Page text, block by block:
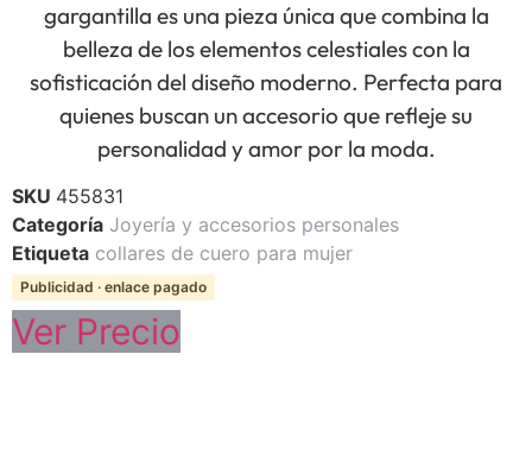
gargantilla es una pieza única que combina la
belleza de los elementos celestiales con la
sofisticación del diseño moderno. Perfecta para
quienes buscan un accesorio que refleje su
personalidad y amor por la moda.
SKU 455831
Categoría Joyería y accesorios personales
Etiqueta collares de cuero para mujer
Publicidad · enlace pagado
Ver Precio